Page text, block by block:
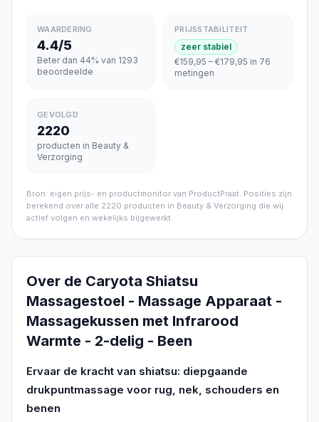
WAARDERING
4.4/5
Beter dan 44% van 1293
beoordeelde
PRIJSSTABILITEIT
zeer stabiel
€159,95 – €179,95 in 76
metingen
GEVOLGD
2220
producten in Beauty &
Verzorging
Bron: eigen prijs- en productmonitor van ProductPraat. Posities zijn
berekend over alle 2220 producten in Beauty & Verzorging die wij
actief volgen en wekelijks bijgewerkt.
Over de Caryota Shiatsu
Massagestoel - Massage Apparaat -
Massagekussen met Infrarood
Warmte - 2-delig - Been
Ervaar de kracht van shiatsu: diepgaande
drukpuntmassage voor rug, nek, schouders en
benen